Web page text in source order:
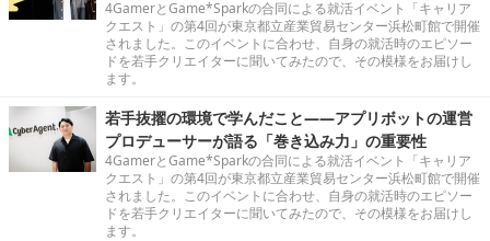
4GamerとGame*Sparkの合同による就活イベント「キャリア
クエスト」の第4回が東京都立産業貿易センター浜松町館で開催
されました。このイベントに合わせ、自身の就活時のエピソー
ドを若手クリエイターに聞いてみたので、その模様をお届けし
ます。
若手抜擢の環境で学んだこと――アプリボットの運営
プロデューサーが語る「巻き込み力」の重要性
4GamerとGame*Sparkの合同による就活イベント「キャリア
クエスト」の第4回が東京都立産業貿易センター浜松町館で開催
されました。このイベントに合わせ、自身の就活時のエピソー
ドを若手クリエイターに聞いてみたので、その模様をお届けし
ます。